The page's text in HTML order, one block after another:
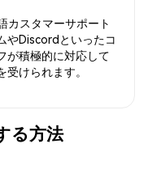
カスタマーサポート
やDiscordといったコ
が積極的に対応して
けられます。
る方法